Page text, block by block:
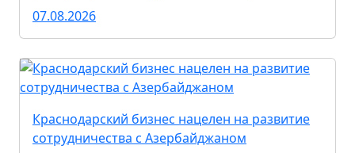
07.08.2026
Краснодарский бизнес нацелен на развитие
сотрудничества с Азербайджаном